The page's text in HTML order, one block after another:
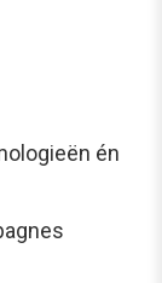
én